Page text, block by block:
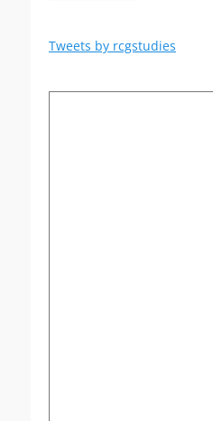
イ
Tweets by rcgstudies